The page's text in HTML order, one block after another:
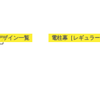
ザイン一覧 電柱幕［レギュラ